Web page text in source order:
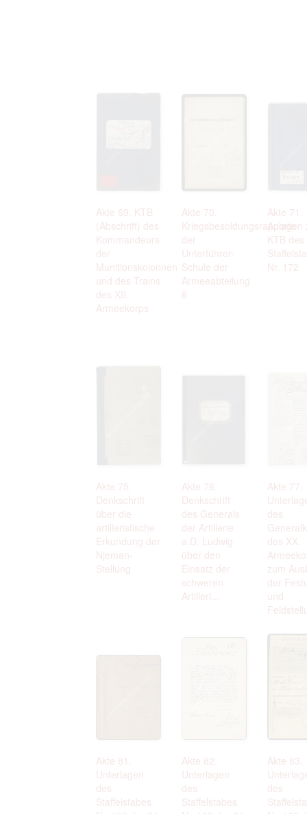
Akte 69. KTB
(Abschrift) des
Kommandeurs
der
Munitionskolonnen
und des Trains
des XII.
Armeekorps
Akte 70.
Kriegsbesoldungsrapporte
der
Unterführer-
Schule der
Armeeabteilung
6
Akte 71.
Anlagen
KTB des
Nr. 172
Akte 75.
Denkschrift
über die
artilleristische
Erkundung der
Njeman-
Stellung
Akte 76.
Denkschrift
des Generals
der Artillerie
a.D. Ludwig
über den
Einsatz der
schweren
Artilleri...
Akte 77.
des
des XX.
zum
der
und
Akte 81.
Unterlagen
des
Staffelstabes
Akte 82.
Unterlagen
des
Staffelstabes
Akte 83.
des